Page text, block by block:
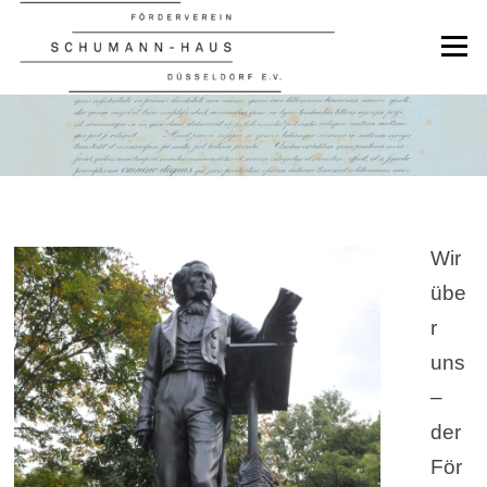
springen
Menü
WIR ÜBER UNS – DER
FÖRDERVEREIN
Wir
übe
r
uns
–
der
För